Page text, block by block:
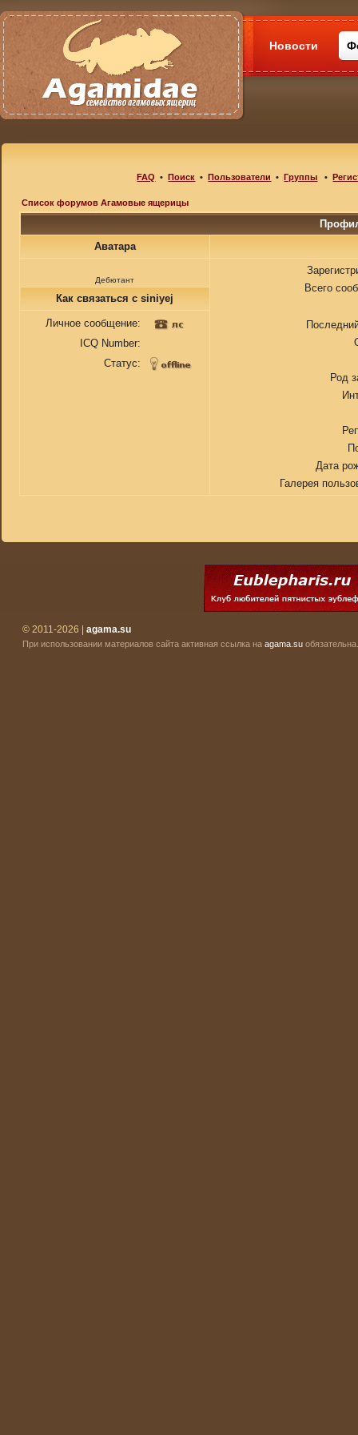
Новости
FAQ •Поиск •Пользователи •Группы •
Список форумов Агамовые ящерицы
Аватара
Дебютант
Всего
Род
Дата
Галерея
Как связаться с siniyej
Личное сообщение:
ICQ Number:
Статус:
© 2011-2026 | agama.su
При использовании материалов сайта активная ссылка на agama.su обязательна.